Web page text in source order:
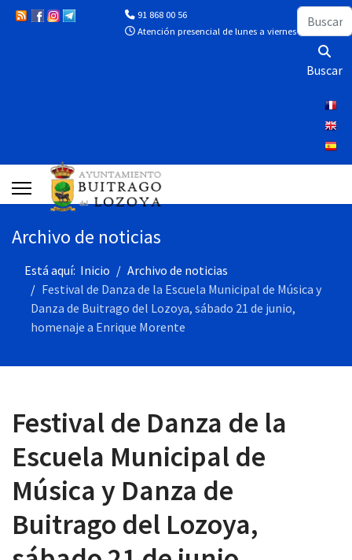
91 868 00 56
Atención presencial de lunes a viernes de 10:00 a
Buscar
Buscar
Archivo de noticias
Está aquí: Inicio
Archivo de noticias
Festival de Danza de la Escuela Municipal de Música y
Danza de Buitrago del Lozoya, sábado 21 de junio,
homenaje a Enrique Morente
Festival de Danza de la
Escuela Municipal de
Música y Danza de
Buitrago del Lozoya,